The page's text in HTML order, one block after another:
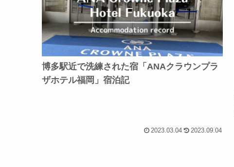
博多駅近で洗練された宿「ANAクラウンプラ
ザホテル福岡」宿泊記
2023.03.04 2023.09.04